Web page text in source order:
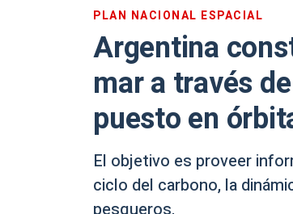
PLAN NACIONAL ESPACIAL
Argentina
mar a través
puesto en
El objetivo es proveer
ciclo del carbono, la